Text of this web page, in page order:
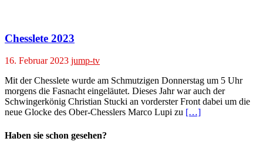
Chesslete 2023
16. Februar 2023 jump-tv
Mit der Chesslete wurde am Schmutzigen Donnerstag um 5 Uhr
morgens die Fasnacht eingeläutet. Dieses Jahr war auch der
Schwingerkönig Christian Stucki an vorderster Front dabei um die
neue Glocke des Ober-Chesslers Marco Lupi zu […]
Haben sie schon gesehen?